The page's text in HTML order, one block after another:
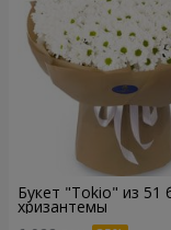
Букет "Tokio" из 51
хризантемы